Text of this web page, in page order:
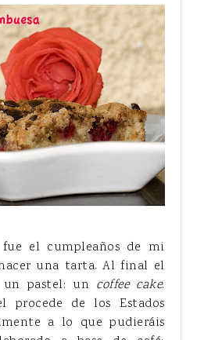
el cumpleaños de mi
una tarta. Al final el
pastel: un coffee cake.
procede de los Estados
a lo que pudieráis